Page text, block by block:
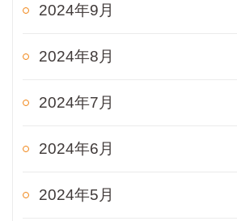
2024年9月
2024年8月
2024年7月
2024年6月
2024年5月